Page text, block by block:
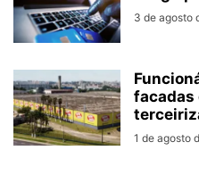
3 de agosto
facadas
1 de agosto